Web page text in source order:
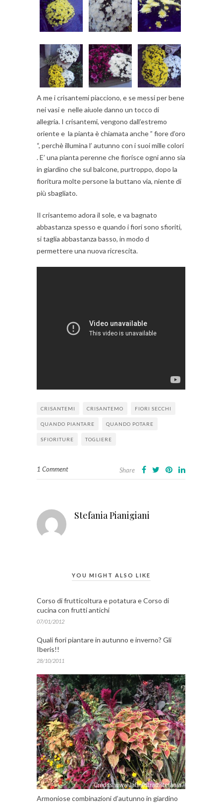
A me i crisantemi piacciono, e se messi per bene
nei vasi e nelle aiuole danno un tocco di
allegria. I crisantemi, vengono dall’estremo
oriente e la pianta è chiamata anche ” fiore d’oro
“, perchè illumina l’ autunno con i suoi mille colori
. E’ una pianta perenne che fiorisce ogni anno sia
in giardino che sul balcone, purtroppo, dopo la
fioritura molte persone la buttano via, niente di
più sbagliato.
Il crisantemo adora il sole, e va bagnato
abbastanza spesso e quando i fiori sono sfioriti,
si taglia abbastanza basso, in modo d
permettere una nuova ricrescita.
CRISANTEMI CRISANTEMO FIORI SECCHI
QUANDO PIANTARE QUANDO POTARE
SFIORITURE TOGLIERE
1 Comment Share
Stefania Pianigiani
YOU MIGHT ALSO LIKE
Corso di frutticoltura e potatura e Corso di
cucina con frutti antichi
07/01/2012
Quali fiori piantare in autunno e inverno? Gli
Iberis!!
28/10/2011
Armoniose combinazioni d’autunno in giardino